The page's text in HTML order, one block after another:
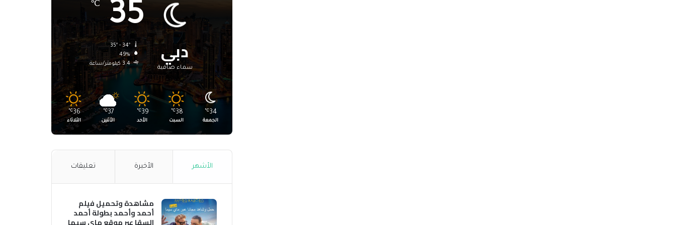
دبي
سماء صافية
35
℃
49%
3.4 كيلومتر/ساعة
34
℃
الجمعة
38
℃
السبت
39
℃
الأحد
37
℃
الأثنين
36
℃
الثلاثاء
الأشهر الأخيرة تعليقات
مشاهدة وتحميل فيلم
أحمد وأحمد بطولة أحمد
السقا عبر موقع ماي سيما